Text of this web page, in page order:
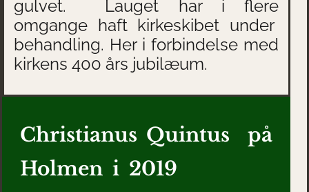
gulvet. Lauget har i flere
omgange haft kirkeskibet under
behandling. Her i forbindelse med
kirkens 400 års jubilæum.
Christianus Quintus på
Holmen i 2019